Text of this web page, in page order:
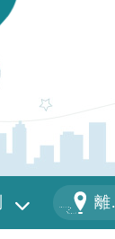
地區 離